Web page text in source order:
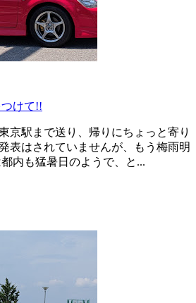
けて!!
京駅まで送り、帰りにちょっと寄り
表はされていませんが、もう梅雨明
内も猛暑日のようで、と...